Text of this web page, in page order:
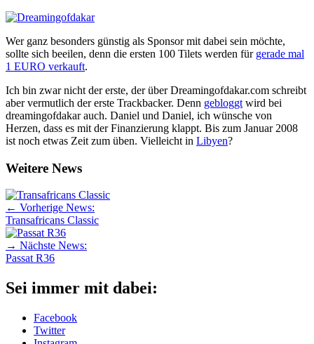
Wer ganz besonders günstig als Sponsor mit dabei sein möchte,
sollte sich beeilen, denn die ersten 100 Tilets werden für gerade mal
1 EURO verkauft.
Ich bin zwar nicht der erste, der über Dreamingofdakar.com schreibt
aber vermutlich der erste Trackbacker. Denn gebloggt wird bei
dreamingofdakar auch. Daniel und Daniel, ich wünsche von
Herzen, dass es mit der Finanzierung klappt. Bis zum Januar 2008
ist noch etwas Zeit zum üben. Vielleicht in Libyen?
Weitere News
← Vorherige News:
Transafricans Classic
→ Nächste News:
Passat R36
Sei immer mit dabei:
Facebook
Twitter